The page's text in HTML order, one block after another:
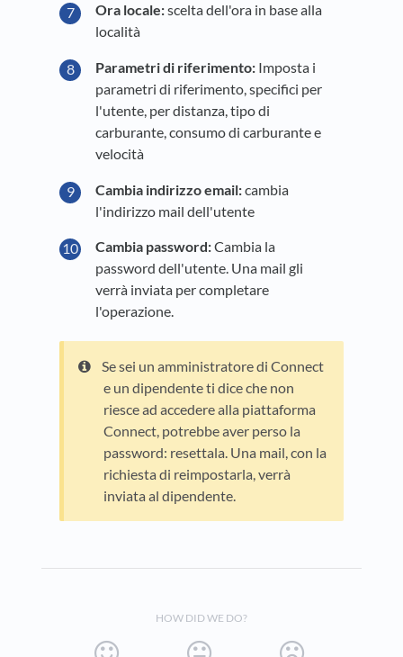
Ora locale:scelta dell'ora in base alla
località
Parametri di riferimento: Imposta i
parametri di riferimento, specifici per
l'utente, per distanza, tipo di
carburante, consumo di carburante e
velocità
Cambia indirizzo email:cambia
l'indirizzo mail dell'utente
Cambia password:Cambia la
password dell'utente. Una mail gli
verrà inviata per completare
l'operazione.
Se sei un amministratore di Connect
e un dipendente ti dice che non
riesce ad accedere alla piattaforma
Connect, potrebbe aver perso la
password: resettala. Una mail, con la
richiesta di reimpostarla, verrà
inviata al dipendente.
HOW DID WE DO?